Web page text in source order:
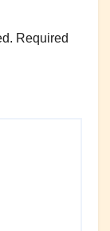
Required